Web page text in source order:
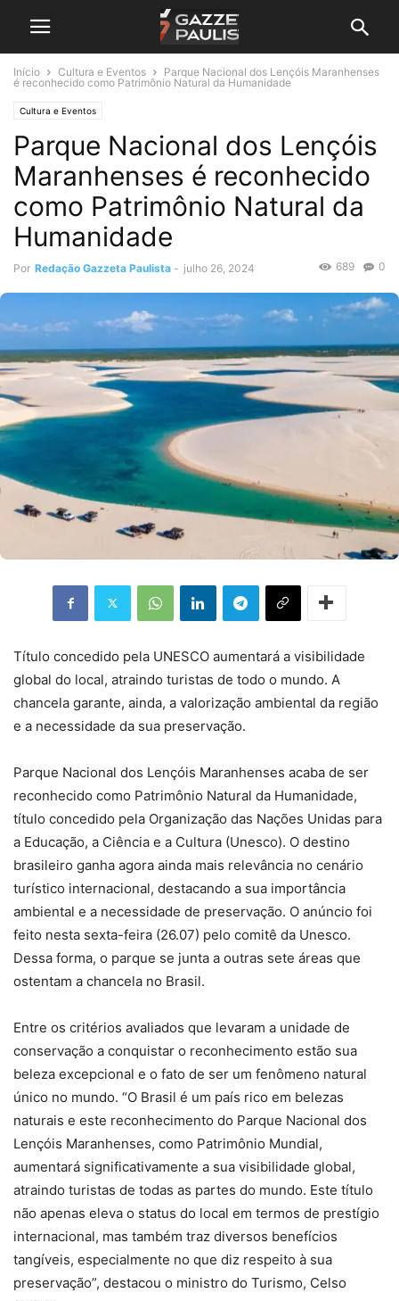
Início Cultura e Eventos
Parque Nacional dos Lençóis Maranhenses
é reconhecido como Patrimônio Natural da Humanidade
Cultura e Eventos
Parque Nacional dos Lençóis
Maranhenses é reconhecido
como Patrimônio Natural da
Humanidade
Por Redação Gazzeta Paulista - julho 26, 2024 0
689
Título concedido pela UNESCO aumentará a visibilidade
global do local, atraindo turistas de todo o mundo. A
chancela garante, ainda, a valorização ambiental da região
e a necessidade da sua preservação.
Parque Nacional dos Lençóis Maranhenses acaba de ser
reconhecido como Patrimônio Natural da Humanidade,
título concedido pela Organização das Nações Unidas para
a Educação, a Ciência e a Cultura (Unesco). O destino
brasileiro ganha agora ainda mais relevância no cenário
turístico internacional, destacando a sua importância
ambiental e a necessidade de preservação. O anúncio foi
feito nesta sexta-feira (26.07) pelo comitê da Unesco.
Dessa forma, o parque se junta a outras sete áreas que
ostentam a chancela no Brasil.
Entre os critérios avaliados que levaram a unidade de
conservação a conquistar o reconhecimento estão sua
beleza excepcional e o fato de ser um fenômeno natural
único no mundo. “O Brasil é um país rico em belezas
naturais e este reconhecimento do Parque Nacional dos
Lençóis Maranhenses, como Patrimônio Mundial,
aumentará significativamente a sua visibilidade global,
atraindo turistas de todas as partes do mundo. Este título
não apenas eleva o status do local em termos de prestígio
internacional, mas também traz diversos benefícios
tangíveis, especialmente no que diz respeito à sua
preservação”, destacou o ministro do Turismo, Celso